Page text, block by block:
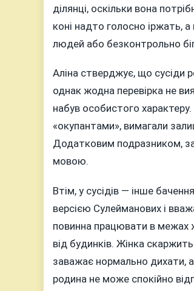
ділянці, оскільки вона
коні надто голосно іржать,
людей або безконтрольно
Аліна стверджує, що сусіди
однак жодна перевірка не
набув особистого
«окупантами», вимагали
Додатковим подразником,
мовою.
Втім, у сусідів — інше
версією Сулейманових і
повинна працювати в межах
від будинків. Жінка
заважає нормально дихати,
родина не може спокійно